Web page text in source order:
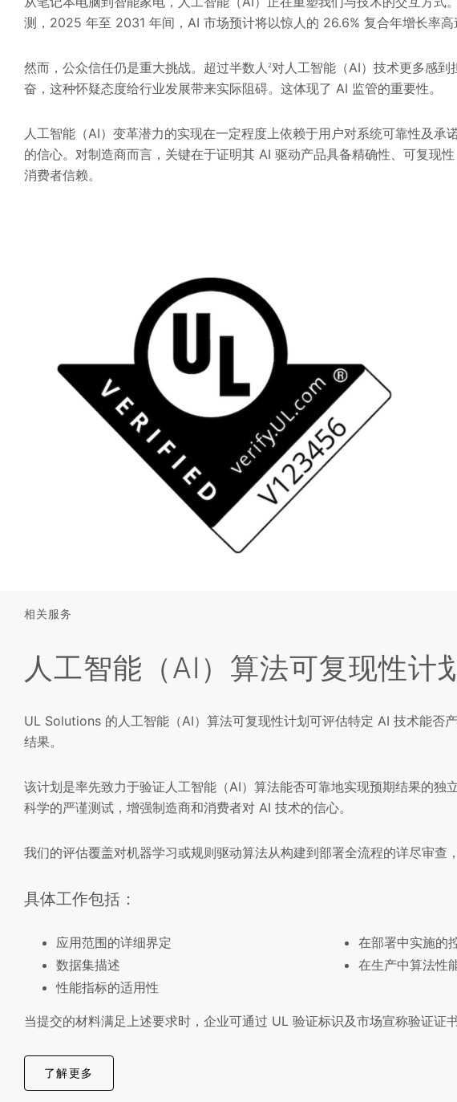
测，2025 年至 2031 年间，AI 市场预计将以惊人的 26.6% 复合年增长率高
然而，公众信任仍是重大挑战。超过半数人 2对人工智能（AI）技术更多感到
奋，这种怀疑态度给行业发展带来实际阻碍。这体现了 AI 监管的重要性。
人工智能（AI）变革潜力的实现在一定程度上依赖于用户对系统可靠性及承
的信心。对制造商而言，关键在于证明其 AI 驱动产品具备精确性、可复现
消费者信赖。
相关服务
人工智能（AI）算法可复现性计
UL Solutions 的人工智能（AI）算法可复现性计划可评估特定 AI 技术能否
结果。
该计划是率先致力于验证人工智能（AI）算法能否可靠地实现预期结果的独
科学的严谨测试，增强制造商和消费者对 AI 技术的信心。
我们的评估覆盖对机器学习或规则驱动算法从构建到部署全流程的详尽审查
具体工作包括：
应用范围的详细界定
数据集描述
性能指标的适用性
在部署中实施的
在生产中算法性
当提交的材料满足上述要求时，企业可通过 UL 验证标识及市场宣称验证证书
了解更多